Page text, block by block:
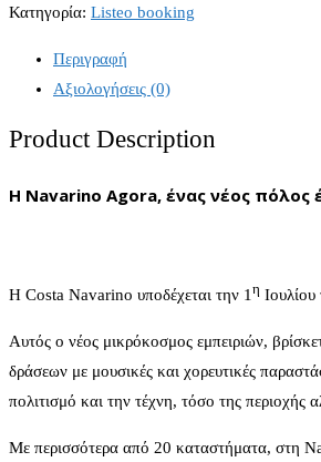
Κατηγορία: Listeo booking
Περιγραφή
Αξιολογήσεις (0)
Product Description
Η Navarino Agora, ένας νέος πόλος
Η Costa Navarino υποδέχεται την 1 η
Αυτός ο νέος μικρόκοσμος εμπειριών,
δράσεων με μουσικές και χορευτικές
πολιτισμό και την τέχνη, τόσο της
Με περισσότερα από 20 καταστήματα, στη